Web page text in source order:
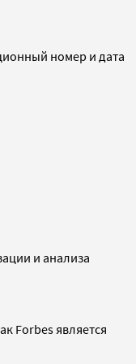
номер и дата
и анализа
Forbes является